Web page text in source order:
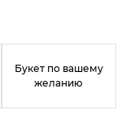
Букет по вашему
желанию